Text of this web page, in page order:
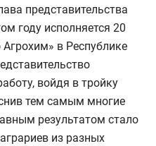
представительства
году исполняется 20
в Республике
войдя в тройку
тем самым многие
результатом стало
из разных